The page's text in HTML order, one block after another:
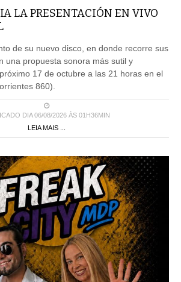
LA PRESENTACIÓN EN VIVO
de su nuevo disco, en donde recorre sus
una propuesta sonora más sutil y
17 de octubre a las 21 horas en el
860).
DIA 06/08/2026 ÀS 01H36MIN
LEIA MAIS ...